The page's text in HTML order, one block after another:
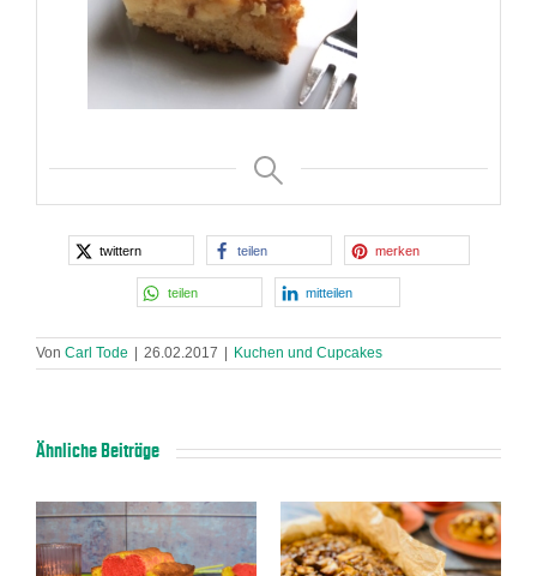
twittern teilen merken
teilen mitteilen
Von Carl Tode 26.02.2017 Kuchen und Cupcakes
Ähnliche Beiträge